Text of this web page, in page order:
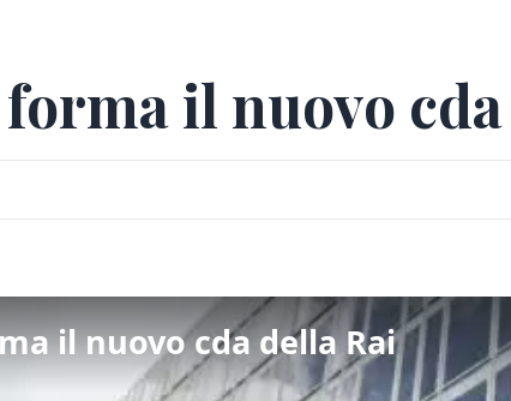
il nuovo
il nuovo cda della Rai